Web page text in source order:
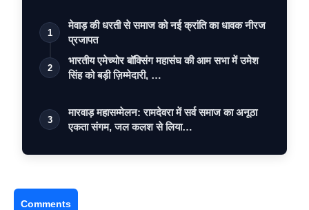
1
मेवाड़ की धरती से समाज को नई क्रांति का धावक नीरज
प्रजापत
2
भारतीय एमेच्योर बॉक्सिंग महासंघ की आम सभा में उमेश
सिंह को बड़ी ज़िम्मेदारी, …
3
मारवाड़ महासम्मेलन: रामदेवरा में सर्व समाज का अनूठा
एकता संगम, जल कलश से लिया…
Comments